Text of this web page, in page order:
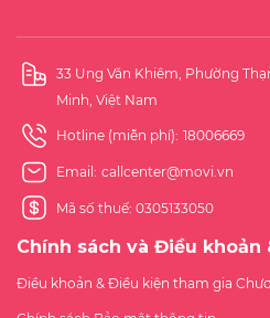
33 Ung Văn Khiêm, Phường
Minh, Việt Nam
Hotline (miễn phí): 18006669
Email: callcenter@movi.vn
Mã số thuế: 0305133050
Chính sách và Điều khoản
Điều khoản & Điều kiện tham gia